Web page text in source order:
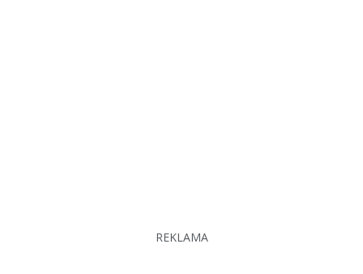
REKLAMA